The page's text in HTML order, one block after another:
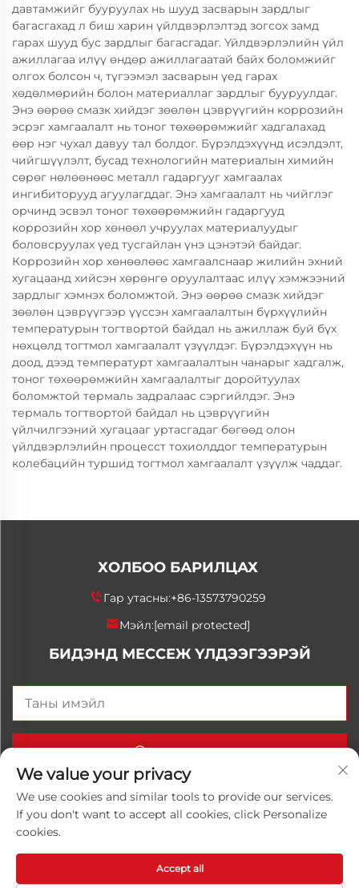
давтамжийг бууруулах нь шууд засварын зардлыг
багасгахад л биш харин үйлдвэрлэлтэд зогсох замд
гарах шууд бус зардлыг багасгадаг. Үйлдвэрлэлийн үйл
ажиллагаа илүү өндөр ажиллагаатай байх боломжийг
олгох болсон ч, түгээмэл засварын үед гарах
хөдөлмөрийн болон материаллаг зардлыг бууруулдаг.
Энэ өөрөө смазк хийдэг зөөлөн цэврүүгийн коррозийн
эсрэг хамгаалалт нь тоног төхөөрөмжийг хадгалахад
өөр нэг чухал давуу тал болдог. Бүрэлдэхүүнд исэлдэлт,
чийгшүүлэлт, бусад технологийн материалын химийн
сөрөг нөлөөнөөс металл гадаргууг хамгаалах
ингибиторууд агуулагддаг. Энэ хамгаалалт нь чийглэг
орчинд эсвэл тоног төхөөрөмжийн гадаргууд
коррозийн хор хөнөөл учруулах материалуудыг
боловсруулах үед тусгайлан үнэ цэнэтэй байдаг.
Коррозийн хор хөнөөлөөс хамгаалснаар жилийн эхний
хугацаанд хийсэн хөрөнгө оруулалтаас илүү хэмжээний
зардлыг хэмнэх боломжтой. Энэ өөрөө смазк хийдэг
зөөлөн цэврүүгээр үүссэн хамгаалалтын бүрхүүлийн
температурын тогтвортой байдал нь ажиллаж буй бүх
нөхцөлд тогтмол хамгаалалт үзүүлдэг. Бүрэлдэхүүн нь
доод, дээд температурт хамгаалалтын чанарыг хадгалж,
тоног төхөөрөмжийн хамгаалалтыг доройтуулах
боломжтой термаль задралаас сэргийлдэг. Энэ
термаль тогтвортой байдал нь цэврүүгийн
үйлчилгээний хугацааг уртасгадаг бөгөөд олон
үйлдвэрлэлийн процесст тохиолддог температурын
колебацийн туршид тогтмол хамгаалалт үзүүлж чаддаг.
ХОЛБОО БАРИЛЦАХ
Гар утасны:+86-13573790259
Мэйл:[email protected]
БИДЭНД МЕССЕЖ ҮЛДЭЭГЭЭРЭЙ
Одоо илгээх
Хуульчийн эрх © 2025 Орос Улаанхангай Луванхонг
бодлого
We value your privacy
We use cookies and similar tools to provide our services.
If you don't want to accept all cookies, click Personalize
cookies.
Accept all